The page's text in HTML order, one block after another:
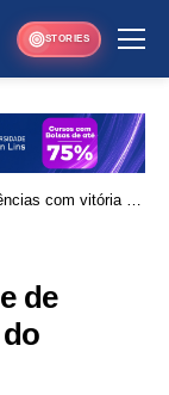
STORIES
com vitória do
de